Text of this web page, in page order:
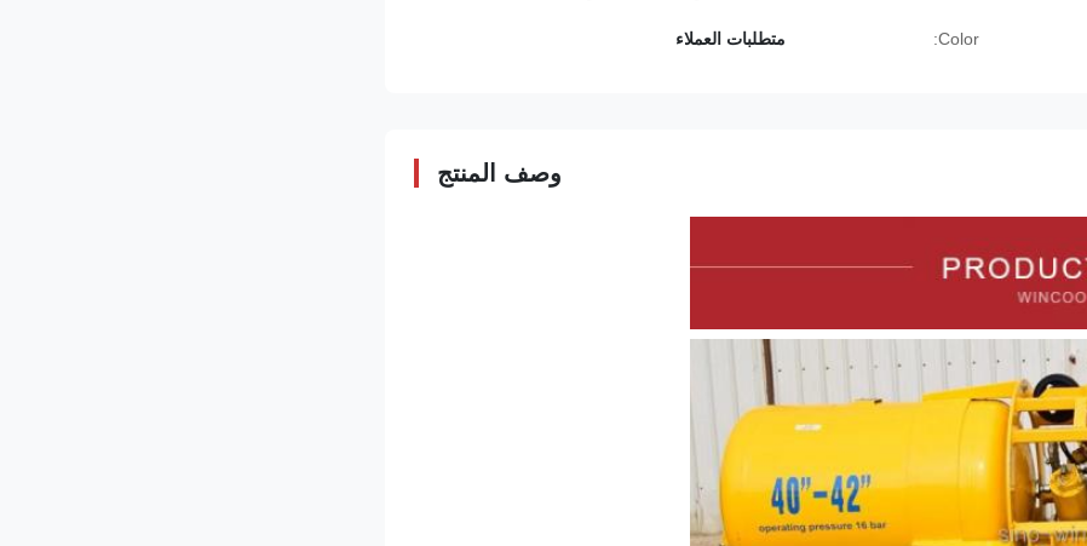
Color: متطلبات العملاء
وصف المنتج